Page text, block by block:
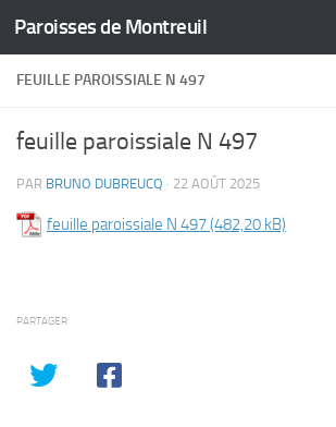
Skip to content
Paroisses de Montreuil
FEUILLE PAROISSIALE N 497
feuille paroissiale N 497
PAR BRUNO DUBREUCQ · 22 AOÛT 2025
feuille paroissiale N 497
PARTAGER